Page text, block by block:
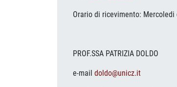
Orario di ricevimento:
PROF.SSA PATRIZIA DOLDO
e-mail doldo@unicz.it